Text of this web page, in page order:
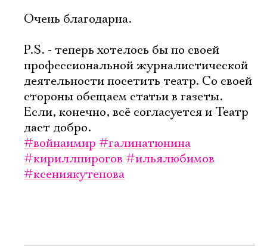
Очень благодарна.
P.S. - теперь хотелось бы по своей
профессиональной журналистической
деятельности посетить театр. Со своей
стороны обещаем статьи в газеты.
Если, конечно, всё согласуется и Театр
даст добро.
#войнаимир #галинатюнина
#кириллпирогов #ильялюбимов
#ксениякутепова